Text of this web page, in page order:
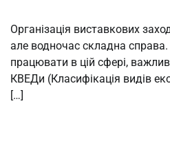
Організація виставкових
але водночас складна
працювати в цій сфері,
КВЕДи (Класифікація видів
[…]